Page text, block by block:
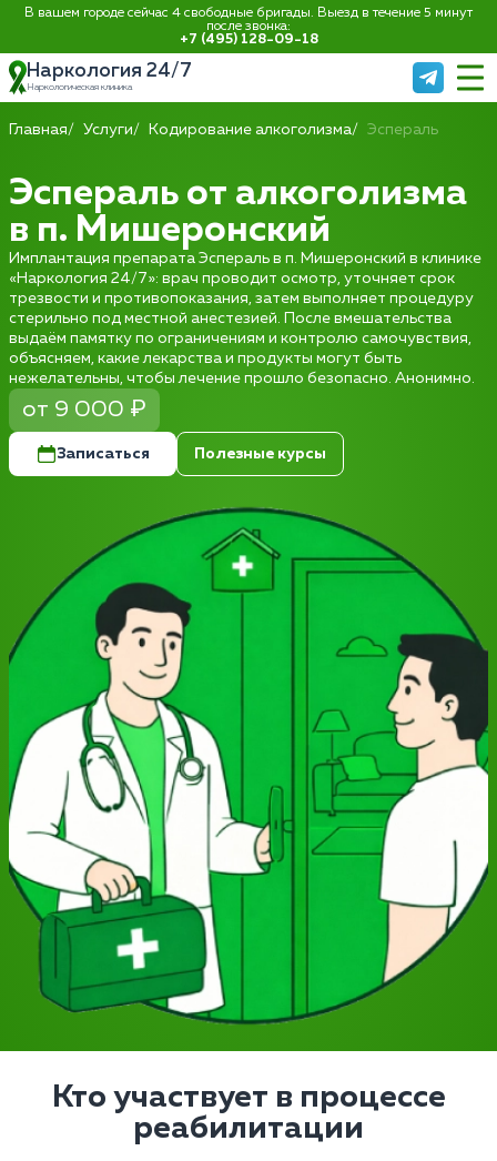
В вашем городе сейчас 4 свободные бригады. Выезд в течение 5 минут
после звонка:
+7 (495) 128-09-18
Наркология 24/7
Наркологическая клиника
Главная Услуги Кодирование алкоголизма Эспераль
Эспераль от алкоголизма
в п. Мишеронский
Имплантация препарата Эспераль в п. Мишеронский в клинике
«Наркология 24/7»: врач проводит осмотр, уточняет срок
трезвости и противопоказания, затем выполняет процедуру
стерильно под местной анестезией. После вмешательства
выдаём памятку по ограничениям и контролю самочувствия,
объясняем, какие лекарства и продукты могут быть
нежелательны, чтобы лечение прошло безопасно. Анонимно.
от 9 000 ₽
Записаться Полезные курсы
Кто участвует в процессе
реабилитации